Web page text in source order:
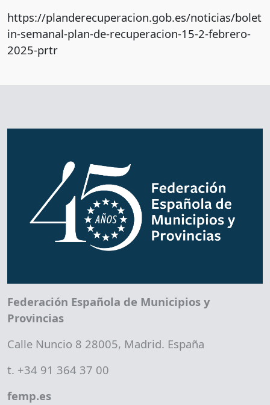
https://planderecuperacion.gob.es/noticias/bolet
in-semanal-plan-de-recuperacion-15-2-febrero-
2025-prtr
Federación Española de Municipios y
Provincias
Calle Nuncio 8 28005, Madrid. España
t. +34 91 364 37 00
femp.es